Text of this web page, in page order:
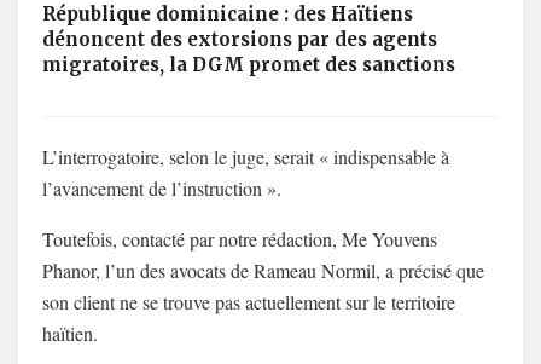
République dominicaine : des Haïtiens
dénoncent des extorsions par des agents
migratoires, la DGM promet des sanctions
L’interrogatoire, selon le juge, serait « indispensable à
l’avancement de l’instruction ».
Toutefois, contacté par notre rédaction, Me Youvens
Phanor, l’un des avocats de Rameau Normil, a précisé que
son client ne se trouve pas actuellement sur le territoire
haïtien.